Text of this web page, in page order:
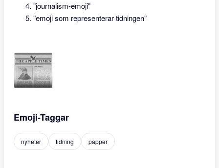
"journalism-emoji"
"emoji som representerar tidningen"
Emoji-Taggar
nyheter tidning papper